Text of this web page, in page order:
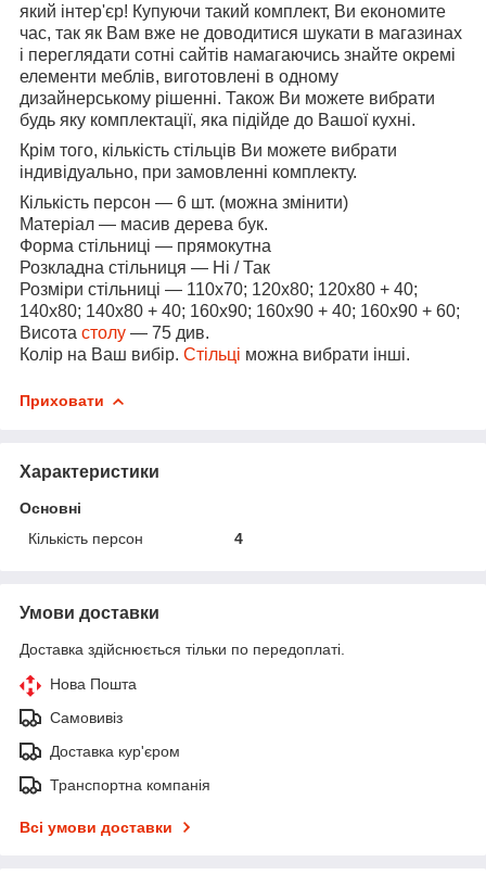
який інтер'єр! Купуючи такий комплект, Ви економите
час, так як Вам вже не доводитися шукати в магазинах
і переглядати сотні сайтів намагаючись знайте окремі
елементи меблів, виготовлені в одному
дизайнерському рішенні. Також Ви можете вибрати
будь яку комплектації, яка підійде до Вашої кухні.
Крім того, кількість стільців Ви можете вибрати
індивідуально, при замовленні комплекту.
Кількість персон — 6 шт. (можна змінити)
Матеріал — масив дерева бук.
Форма стільниці — прямокутна
Розкладна стільниця — Ні / Так
Розміри стільниці — 110х70; 120х80; 120х80 + 40;
140х80; 140х80 + 40; 160х90; 160х90 + 40; 160х90 + 60;
Висота столу — 75 див.
Колір на Ваш вибір. Стільці можна вибрати інші.
Приховати
Характеристики
Основні
Кількість персон
4
Умови доставки
Доставка здійснюється тільки по передоплаті.
Нова Пошта
Самовивіз
Доставка кур'єром
Транспортна компанія
Всі умови доставки